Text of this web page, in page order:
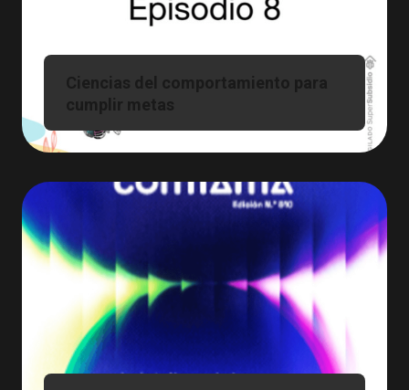
Ciencias del comportamiento para
cumplir metas